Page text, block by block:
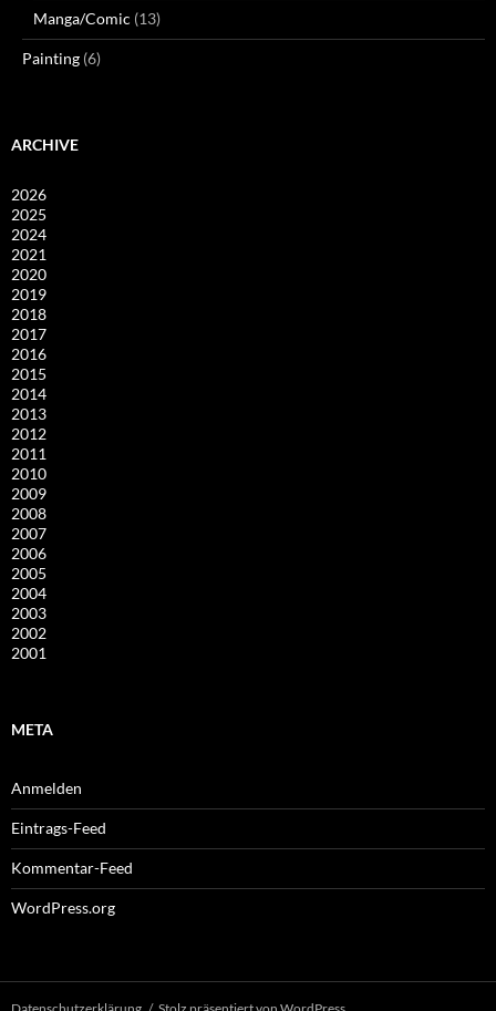
Manga/Comic (13)
Painting (6)
ARCHIVE
2026
2025
2024
2021
2020
2019
2018
2017
2016
2015
2014
2013
2012
2011
2010
2009
2008
2007
2006
2005
2004
2003
2002
2001
META
Anmelden
Eintrags-Feed
Kommentar-Feed
WordPress.org